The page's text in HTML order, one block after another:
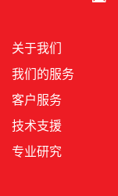
关于我们
我们的服务
客户服务
技术支援
专业研究